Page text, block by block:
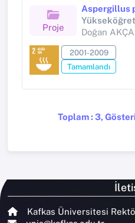
Proje
Doğan AKÇA
2001-2009
Tamamlandı
Toplam : 3,
Kafkas Üniversitesi